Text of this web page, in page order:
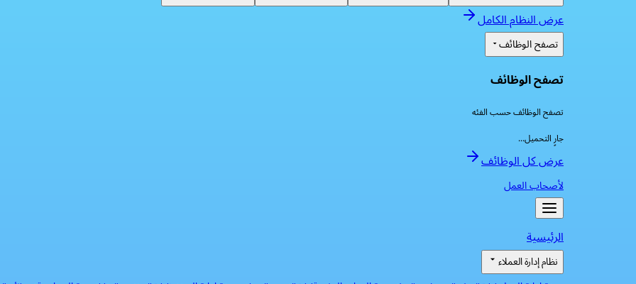
عرض النظام الكامل
تصفح الوظائف
تصفح الوظائف
تصفح الوظائف حسب الفئه
جارٍ التحميل...
عرض كل الوظائف
لأصحاب العمل
الرئيسية
نظام إدارة العملاء